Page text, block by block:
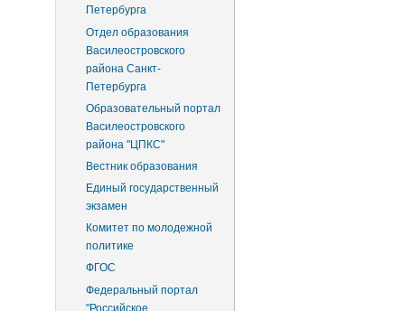
Петербурга
Отдел образования
Василеостровского
района Санкт-
Петербурга
Образовательный портал
Василеостровского
района "ЦПКС"
Вестник образования
Единый государственный
экзамен
Комитет по молодежной
политике
ФГОС
Федеральный портал
"Российское